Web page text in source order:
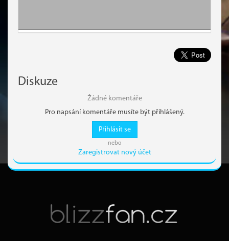
Diskuze
Žádné komentáře
Pro napsání komentáře musíte být přihlášený.
Přihlásit se
nebo
Zaregistrovat nový účet